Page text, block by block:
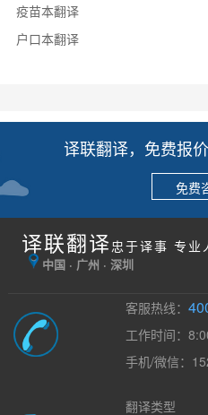
疫苗本翻译
户口本翻译
译联翻译，免费报
免费
译联翻译 忠于译事 专业
中国 · 广州 · 深圳
客服热线：
工作时间：
手机/微信：
翻译类型